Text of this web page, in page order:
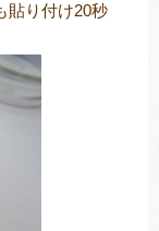
貼り付け20秒